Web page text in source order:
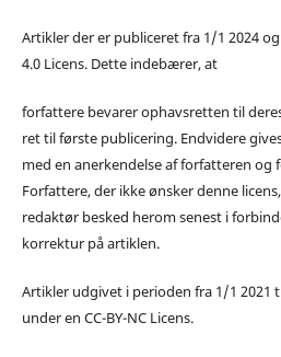
Artikler der er publiceret fra 1/1 2024
4.0 Licens. Dette indebærer, at
forfattere bevarer ophavsretten til
ret til første publicering. Endvidere
med en anerkendelse af forfatteren og
Forfattere, der ikke ønsker denne
redaktør besked herom senest i
korrektur på artiklen.
Artikler udgivet i perioden fra 1/1 2021
under en CC-BY-NC Licens.